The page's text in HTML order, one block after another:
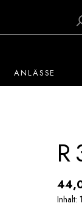
ANLÄSSE
Inhalt: 1